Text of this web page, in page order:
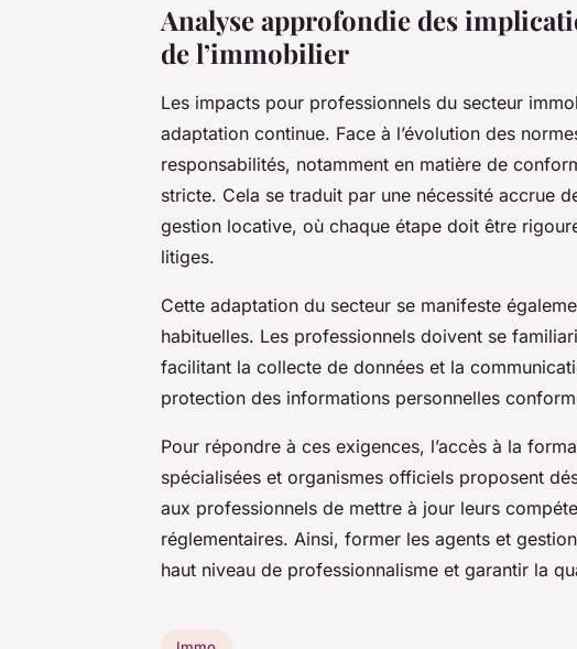
Analyse approfondie des
de l’immobilier
Les impacts pour professionnels du secteur
adaptation continue. Face à l’évolution des
responsabilités, notamment en matière de
stricte. Cela se traduit par une nécessité accrue
gestion locative, où chaque étape doit être
litiges.
Cette adaptation du secteur se manifeste
habituelles. Les professionnels doivent se
facilitant la collecte de données et la
protection des informations personnelles
Pour répondre à ces exigences, l’accès à la
spécialisées et organismes officiels proposent
aux professionnels de mettre à jour leurs
réglementaires. Ainsi, former les agents et
haut niveau de professionnalisme et garantir la